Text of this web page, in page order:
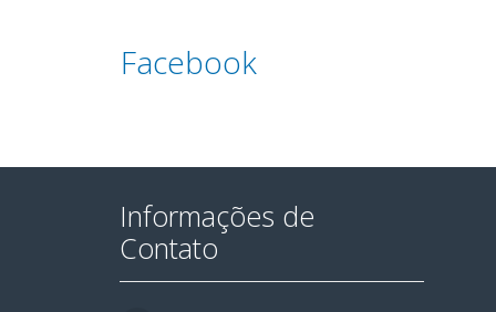
Facebook
Informações de
Contato